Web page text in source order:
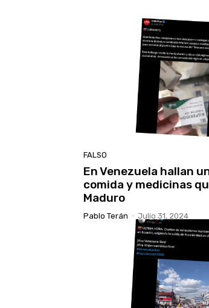
FALSO
En Venezuela hallan
comida y medicinas
Maduro
Pablo Terán - Julio 31, 2024